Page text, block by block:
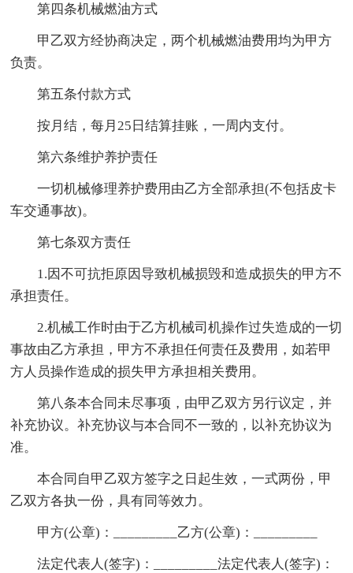
第四条机械燃油方式
甲乙双方经协商决定，两个机械燃油费用均为甲方
负责。
第五条付款方式
按月结，每月25日结算挂账，一周内支付。
第六条维护养护责任
一切机械修理养护费用由乙方全部承担(不包括皮卡
车交通事故)。
第七条双方责任
1.因不可抗拒原因导致机械损毁和造成损失的甲方不
承担责任。
2.机械工作时由于乙方机械司机操作过失造成的一切
事故由乙方承担，甲方不承担任何责任及费用，如若甲
方人员操作造成的损失甲方承担相关费用。
第八条本合同未尽事项，由甲乙双方另行议定，并
补充协议。补充协议与本合同不一致的，以补充协议为
准。
本合同自甲乙双方签字之日起生效，一式两份，甲
乙双方各执一份，具有同等效力。
甲方(公章)：_________乙方(公章)：_________
法定代表人(签字)：_________法定代表人(签字)：